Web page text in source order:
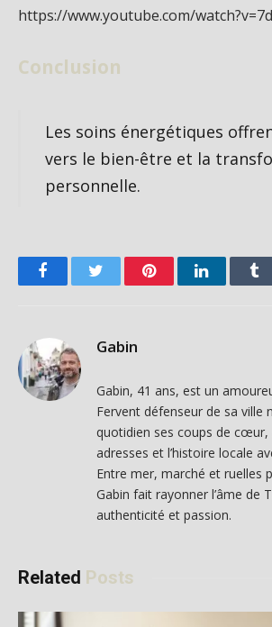
https://www.youtube.com/
Conclusion
Les soins énergétiques
vers le bien-être et la
personnelle.
FacebookTwitter PinterestLinkedIn
Gabin
Gabin, 41 ans, est un
Fervent défenseur de sa ville
quotidien ses coups de cœur,
adresses et l’histoire locale
Entre mer, marché et ruelles
Gabin fait rayonner l’âme de
authenticité et passion.
Related Posts